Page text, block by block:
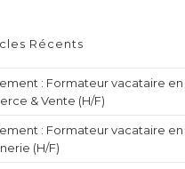
Récents
: Formateur vacataire en
& Vente (H/F)
: Formateur vacataire en
(H/F)